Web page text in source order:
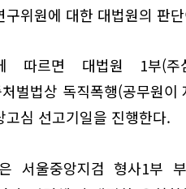
구위원에 대한 대법원의 판
따르면 대법원 1부(
벌법상 독직폭행(공무원
고심 선고기일을 진행한다.
서울중앙지검 형사1부